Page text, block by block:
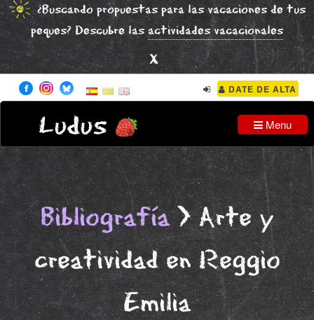
¿Buscando propuestas para las vacaciones de tus
peques? Descubre lasactividades vacacionales
x
DATE DE ALTA
Ludus Menu
Bibliografía> Arte y
creatividad en Reggio
Emilia